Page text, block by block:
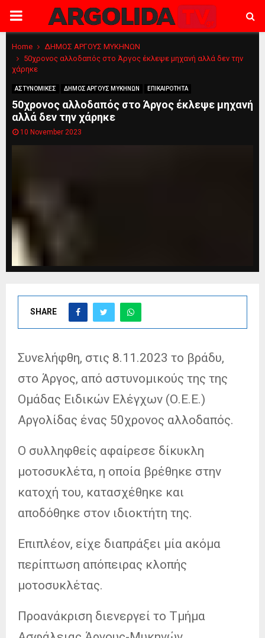
PRIMARY
MENU
Home
ΔΗΜΟΣ ΑΡΓΟΥΣ ΜΥΚΗΝΩΝ
50χρονος αλλοδαπός στο Άργος έκλεψε μηχανή αλλά δεν την
χάρηκε
ΑΣΤΥΝΟΜΙΚΕΣ ΔΗΜΟΣ ΑΡΓΟΥΣ ΜΥΚΗΝΩΝ ΕΠΙΚΑΙΡΟΤΗΤΑ
50χρονος αλλοδαπός στο Άργος έκλεψε μηχανή
αλλά δεν την χάρηκε
10 November 2023
SHARE
Συνελήφθη, στις 8.11.2023 το βράδυ,
στο Άργος, από αστυνομικούς της της
Ομάδας Ειδικών Ελέγχων (Ο.Ε.Ε.)
Αργολίδας ένας 50χρονος αλλοδαπός.
Ο συλληφθείς αφαίρεσε δίκυκλη
μοτοσυκλέτα, η οποία βρέθηκε στην
κατοχή του, κατασχέθηκε και
αποδόθηκε στον ιδιοκτήτη της.
Επιπλέον, είχε διαπράξει μία ακόμα
περίπτωση απόπειρας κλοπής
μοτοσυκλέτας.
Προανάκριση διενεργεί το Τμήμα